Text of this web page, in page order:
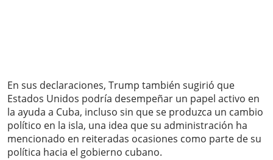
En sus declaraciones, Trump también sugirió que
Estados Unidos podría desempeñar un papel activo en
la ayuda a Cuba, incluso sin que se produzca un cambio
político en la isla, una idea que su administración ha
mencionado en reiteradas ocasiones como parte de su
política hacia el gobierno cubano.